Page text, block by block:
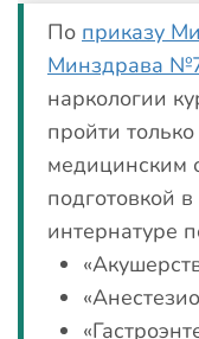
По приказу
Минздрава
наркологии
пройти
медицинским
подготовкой
интернатуре